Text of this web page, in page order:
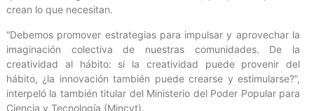
crean lo que necesitan.
“Debemos promover estrategias para impulsar y aprovechar la
imaginación colectiva de nuestras comunidades. De la
creatividad al hábito: si la creatividad puede provenir del
hábito, ¿la innovación también puede crearse y estimularse?”,
interpeló la también titular del Ministerio del Poder Popular para
Ciencia y Tecnología (Mincyt).